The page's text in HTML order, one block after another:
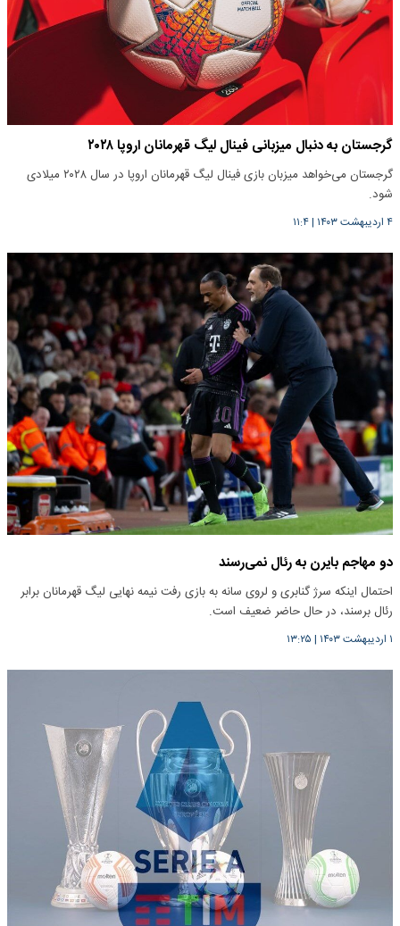
گرجستان به دنبال میزبانی فینال لیگ قهرمانان اروپا ۲۰۲۸
گرجستان می‌خواهد میزبان بازی فینال لیگ قهرمانان اروپا در سال ۲۰۲۸ میلادی
شود.
۴ اردیبهشت ۱۴۰۳ |۱۱:۴
دو مهاجم بایرن به رئال نمی‌رسند
احتمال اینکه سرژ گنابری و لروی سانه به بازی رفت نیمه نهایی لیگ قهرمانان برابر
رئال برسند، در حال حاضر ضعیف است.
۱ اردیبهشت ۱۴۰۳ | ۱۳:۲۵